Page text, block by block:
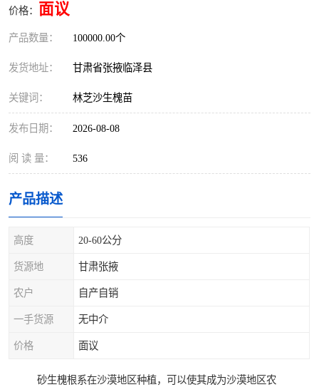
价格： 面议
产品数量： 100000.00个
发货地址： 甘肃省张掖临泽县
关键词： 林芝沙生槐苗
发布日期： 2026-08-08
阅 读 量： 536
产品描述
高度 20-60公分
货源地 甘肃张掖
农户 自产自销
一手货源 无中介
价格 面议
砂生槐根系在沙漠地区种植，可以使其成为沙漠地区农